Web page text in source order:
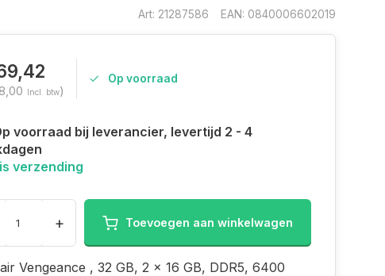
Art: 21287586 EAN: 0840006602019
Incl. btw)
Op voorraad
voorraad bij leverancier, levertijd 2 - 4
verzending
+ Toevoegen aan winkelwagen
Vengeance , 32 GB, 2 x 16 GB, DDR5, 6400